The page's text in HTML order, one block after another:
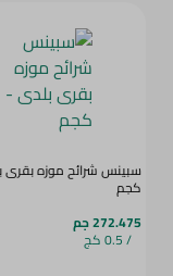
سبينس شرائح موزه بقرى
كجم
272.475 جم
/ 0.5 كج